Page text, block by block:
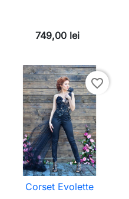
749,00 lei
favorite_border
Corset Evolette